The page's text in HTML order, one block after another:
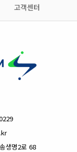
고객센터
생명2로 68